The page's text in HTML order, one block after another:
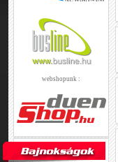
webshopunk :